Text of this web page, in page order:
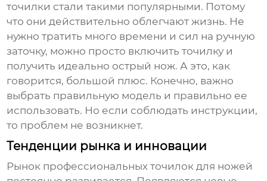
точилки стали такими популярными. Потому
что они действительно облегчают жизнь. Не
нужно тратить много времени и сил на ручную
заточку, можно просто включить точилку и
получить идеально острый нож. А это, как
говорится, большой плюс. Конечно, важно
выбрать правильную модель и правильно ее
использовать. Но если соблюдать инструкции,
то проблем не возникнет.
Тенденции рынка и инновации
Рынок профессиональных точилок для ножей